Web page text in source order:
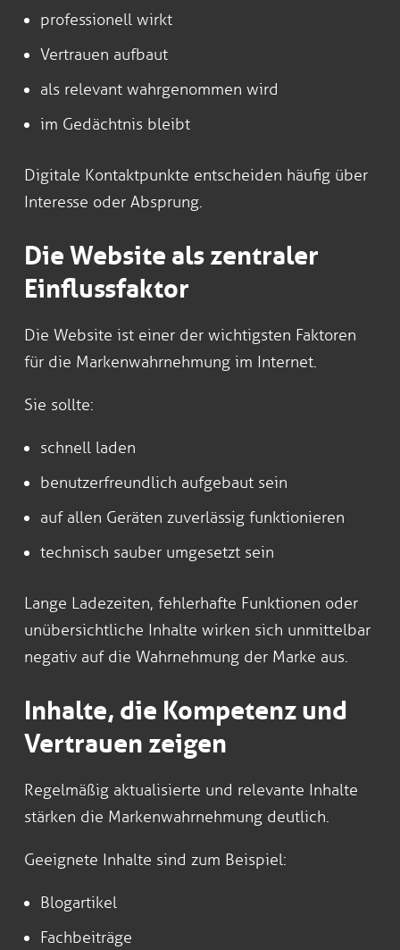
professionell wirkt
Vertrauen aufbaut
als relevant wahrgenommen wird
im Gedächtnis bleibt
Digitale Kontaktpunkte entscheiden häufig über
Interesse oder Absprung.
Die Website als zentraler
Einflussfaktor
Die Website ist einer der wichtigsten Faktoren
für die Markenwahrnehmung im Internet.
Sie sollte:
schnell laden
benutzerfreundlich aufgebaut sein
auf allen Geräten zuverlässig funktionieren
technisch sauber umgesetzt sein
Lange Ladezeiten, fehlerhafte Funktionen oder
unübersichtliche Inhalte wirken sich unmittelbar
negativ auf die Wahrnehmung der Marke aus.
Inhalte, die Kompetenz und
Vertrauen zeigen
Regelmäßig aktualisierte und relevante Inhalte
stärken die Markenwahrnehmung deutlich.
Geeignete Inhalte sind zum Beispiel:
Blogartikel
Fachbeiträge